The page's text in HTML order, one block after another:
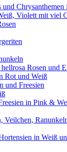
und Chrysanthemen
Violett mit viel
Rosen und
Rot und Weiß
und Freesien
in Pink &
Veilchen,
in Weiß